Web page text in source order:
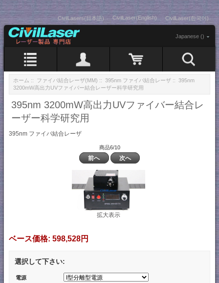
CivilLasers(日本語) CivilLaser(English) CivilLaser(한국어)
Japanese ()
ホーム :: ファイバ結合レーザ(MM) :: 395nm ファイバ結合レーザ :: 395nm
3200mW高出力UVファイバー結合レーザー科学研究用
395nm 3200mW高出力UVファイバー結合レ
ーザー科学研究用
395nm ファイバ結合レーザ
商品6/10
前へ 次へ
拡大表示
ベース価格: 598,528円
選択して下さい:
電源